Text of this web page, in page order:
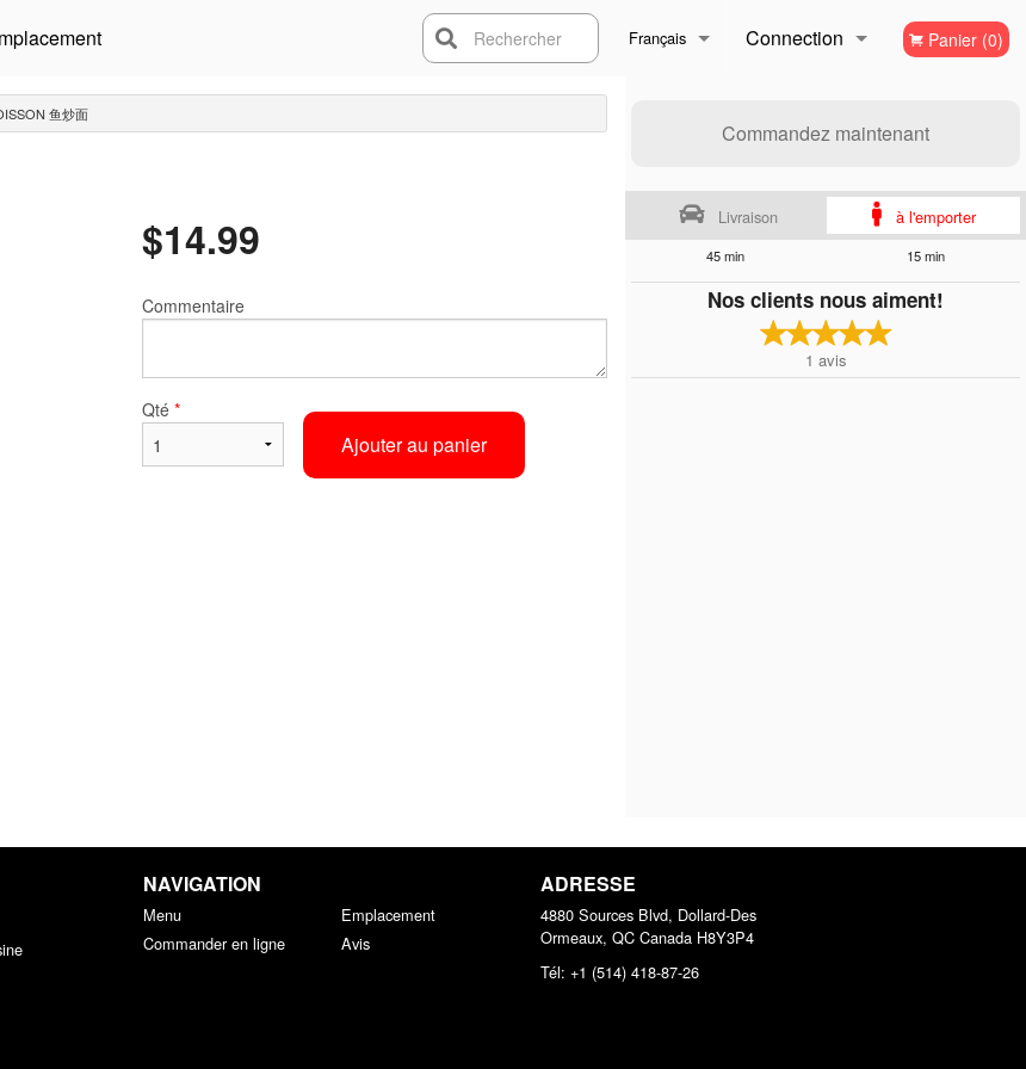
Français
English
Connection Panier (0)
Rechercher
Commandez maintenant
Livraison à l'emporter
45 min 15 min
Nos clients nous aiment!
1 avis
鱼炒面
$14.99
Commentaire
Qté *
Ajouter au panier
NAVIGATION
Menu
Commander en ligne
Emplacement
Avis
ADRESSE
4880 Sources Blvd, Dollard-Des
Ormeaux, QC Canada H8Y3P4
Tél: +1 (514) 418-87-26